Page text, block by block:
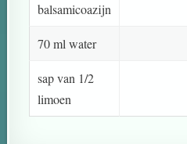
balsamicoazijn
70 ml water
sap van 1/2
limoen